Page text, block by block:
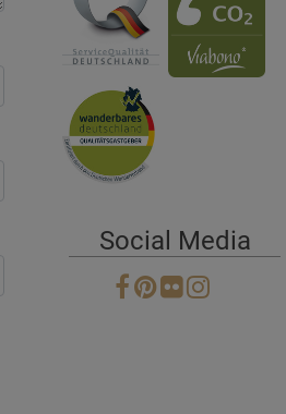
Social Media